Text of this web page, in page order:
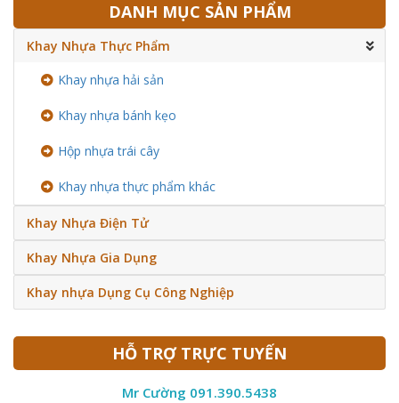
DANH MỤC SẢN PHẨM
Khay Nhựa Thực Phẩm
Khay nhựa hải sản
Khay nhựa bánh kẹo
Hộp nhựa trái cây
Khay nhựa thực phẩm khác
Khay Nhựa Điện Tử
Khay Nhựa Gia Dụng
Khay nhựa Dụng Cụ Công Nghiệp
HỖ TRỢ TRỰC TUYẾN
Mr Cường 091.390.5438